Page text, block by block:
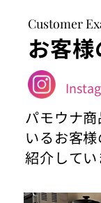
Customer
お客
パモウナ
いるお客
紹介してい